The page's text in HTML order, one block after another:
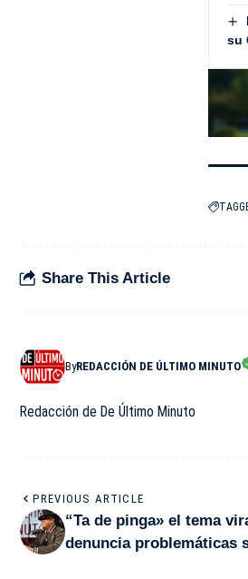
su
Share This Article
ByREDACCIÓN DE ÚLTIMO MINUTO
Redacción de De Último Minuto
PREVIOUS ARTICLE
“Ta de pinga» el tema
denuncia problemáticas